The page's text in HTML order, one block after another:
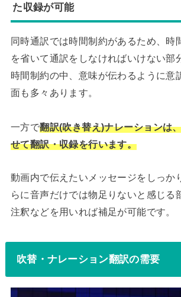
た収録が可能
同時通訳では時間制約があるため、時
を省いて通訳をしなければいけない部
時間制約の中、意味が伝わるように意
面も多々あります。
一方で翻訳(吹き替え)ナレーションは
せて翻訳・収録を行います。
動画内で伝えたいメッセージをしっか
らに音声だけでは物足りないと感じる
注釈などを用いれば補足が可能です。
吹替・ナレーション翻訳の需要